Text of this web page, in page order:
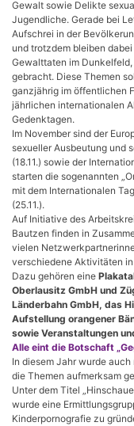
Gewalt sowie Delikte
Jugendliche. Gerade bei
Aufschrei in der
und trotzdem bleiben
Gewalttaten im
gebracht. Diese Themen
ganzjährig im öffentlichen
jährlichen internationalen
Gedenktagen.
Im November sind der
sexueller Ausbeutung und
(18.11.) sowie der
starten die sogenannten
mit dem Internationalen
(25.11.).
Auf Initiative des
Bautzen finden in
vielen
verschiedene Aktivitäten
Dazu gehören eine
Oberlausitz GmbH und
Länderbahn GmbH, das
Aufstellung orangener
sowie Veranstaltungen
Alle eint die Botschaft
In diesem Jahr wurde
die Themen aufmerksam
Unter dem Titel
wurde eine
Kinderpornografie zu